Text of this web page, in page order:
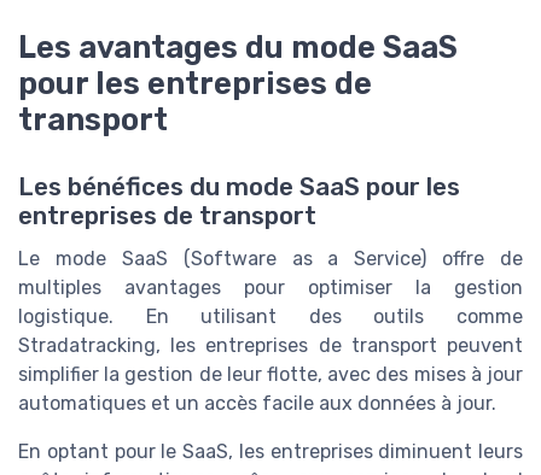
Les avantages du mode SaaS
pour les entreprises de
transport
Les bénéfices du mode SaaS pour les
entreprises de transport
Le mode SaaS (Software as a Service) offre de
multiples avantages pour optimiser la gestion
logistique. En utilisant des outils comme
Stradatracking, les entreprises de transport peuvent
simplifier la gestion de leur flotte, avec des mises à jour
automatiques et un accès facile aux données à jour.
En optant pour le SaaS, les entreprises diminuent leurs